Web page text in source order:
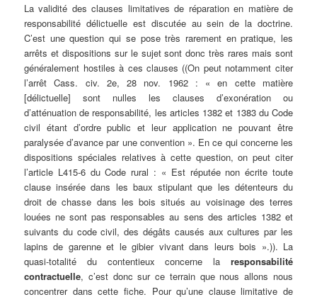
La validité des clauses limitatives de réparation en matière de
responsabilité délictuelle est discutée au sein de la doctrine.
C’est une question qui se pose très rarement en pratique, les
arrêts et dispositions sur le sujet sont donc très rares mais sont
généralement hostiles à ces clauses ((On peut notamment citer
l’arrêt Cass. civ. 2e, 28 nov. 1962 : « en cette matière
[délictuelle] sont nulles les clauses d’exonération ou
d’atténuation de responsabilité, les articles 1382 et 1383 du Code
civil étant d’ordre public et leur application ne pouvant être
paralysée d’avance par une convention ». En ce qui concerne les
dispositions spéciales relatives à cette question, on peut citer
l’article L415-6 du Code rural : « Est réputée non écrite toute
clause insérée dans les baux stipulant que les détenteurs du
droit de chasse dans les bois situés au voisinage des terres
louées ne sont pas responsables au sens des articles 1382 et
suivants du code civil, des dégâts causés aux cultures par les
lapins de garenne et le gibier vivant dans leurs bois ».)). La
quasi-totalité du contentieux concerne la responsabilité
contractuelle, c’est donc sur ce terrain que nous allons nous
concentrer dans cette fiche. Pour qu’une clause limitative de